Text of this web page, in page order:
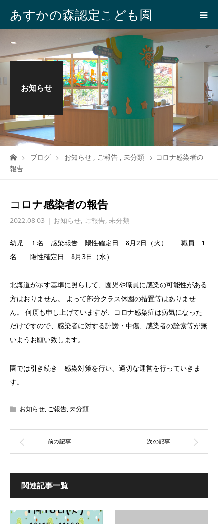
あすかの森認定こども園
お知らせ
ブログ お知らせ , ご報告 , 未分類
コロナ感染者の
報告
コロナ感染者の報告
2022.08.03 お知らせ, ご報告, 未分類
幼児 １名 感染報告 陽性確定日 8月2日（火） 職員 1
名 陽性確定日 8月3日（水）
北海道が示す基準に照らして、園児や職員に感染の可能性がある
方はおりません。 よって部分クラス休園の措置等はありませ
ん。 何度も申し上げていますが、コロナ感染症は病気になった
だけですので、感染者に対する誹謗・中傷、感染者の詮索等が無
いようお願い致します。
園では引き続き 感染対策を行い、適切な運営を行っていきま
す。
お知らせ, ご報告,未分類
関連記事一覧